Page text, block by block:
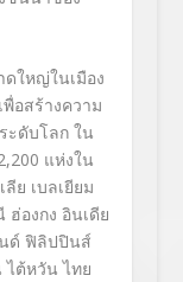
ใหญ่ในเมือง
อสร้างความ
ะดับโลก ใน
แห่งใน
ย เบลเยียม
ฮ่องกง อินเดีย
นด์ ฟิลิปปินส์
ไต้หวัน ไทย